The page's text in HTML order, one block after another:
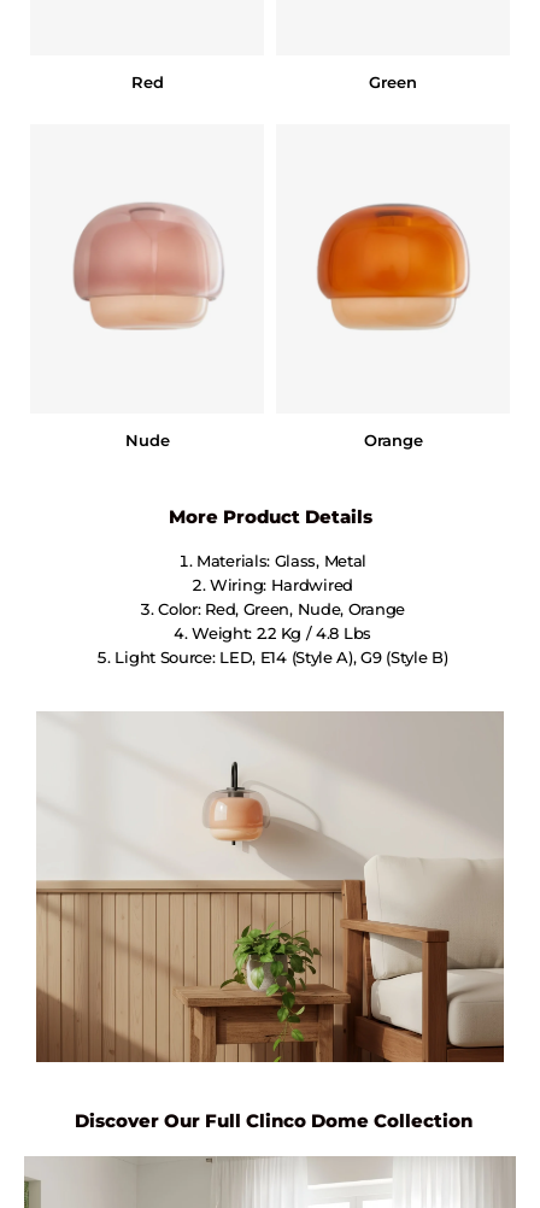
Red Green
Nude Orange
More Product Details
Materials: Glass, Metal
Wiring: Hardwired
Color: Red, Green, Nude, Orange
Weight: 2.2 Kg / 4.8 Lbs
Light Source: LED, E14 (Style A), G9 (Style B)
Discover Our Full Clinco Dome Collection